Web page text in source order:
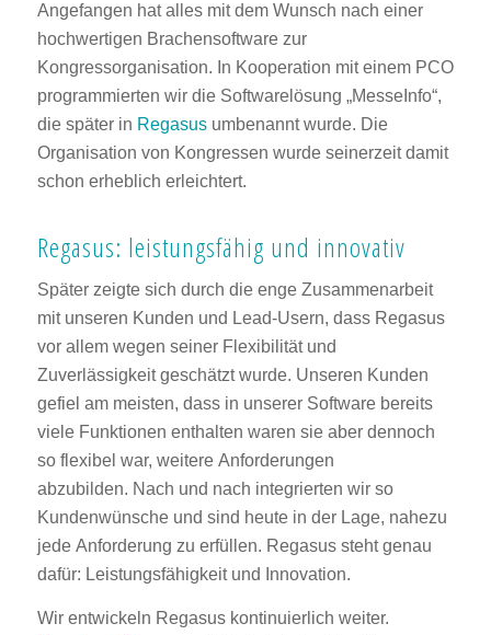
Angefangen hat alles mit dem Wunsch nach einer
hochwertigen Brachensoftware zur
Kongressorganisation. In Kooperation mit einem PCO
programmierten wir die Softwarelösung „MesseInfo“,
die später in Regasusumbenannt wurde. Die
Organisation von Kongressen wurde seinerzeit damit
schon erheblich erleichtert.
Regasus: leistungsfähig und innovativ
Später zeigte sich durch die enge Zusammenarbeit
mit unseren Kunden und Lead-Usern, dass Regasus
vor allem wegen seiner Flexibilität und
Zuverlässigkeit geschätzt wurde. Unseren Kunden
gefiel am meisten, dass in unserer Software bereits
viele Funktionen enthalten waren sie aber dennoch
so flexibel war, weitere Anforderungen
abzubilden. Nach und nach integrierten wir so
Kundenwünsche und sind heute in der Lage, nahezu
jede Anforderung zu erfüllen. Regasus steht genau
dafür: Leistungsfähigkeit und Innovation.
Wir entwickeln Regasus kontinuierlich weiter.